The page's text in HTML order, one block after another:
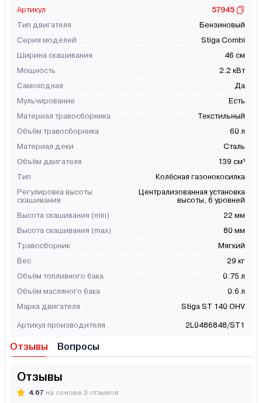
Артикул
57945
Тип двигателя
Бензиновый
Серия моделей
Stiga Combi
Ширина скашивания
46 см
Мощность
2.2 кВт
Самоходная
Да
Мульчирование
Есть
Материал травосборника
Текстильный
Объём травосборника
60 л
Материал деки
Сталь
Объём двигателя
139 см³
Тип
Колёсная газонокосилка
Регулировка высоты
скашивания
Централизованная установка
выcоты, 6 уровней
Высота скашивания (min)
22 мм
Высота скашивания (max)
80 мм
Травосборник
Мягкий
Вес
29 кг
Объём топливного бака
0.75 л
Объём масляного бака
0.6 л
Марка двигателя
Stiga ST 140 OHV
Артикул производителя 2L0486848/ST1
Отзывы Вопросы
Отзывы
4.67 на основе 3 отзывов